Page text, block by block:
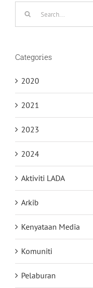
Categories
2020
2021
2023
2024
Aktiviti LADA
Arkib
Kenyataan Media
Komuniti
Pelaburan